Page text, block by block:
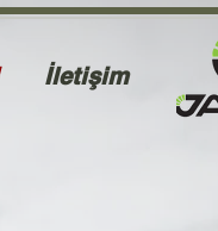
İletişim